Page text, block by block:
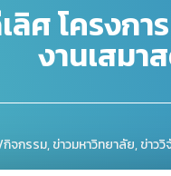
ศ โครงกา
งานเสมา
กิจกรรม,ข่าวมหาวิทยาลัย,ข่าว